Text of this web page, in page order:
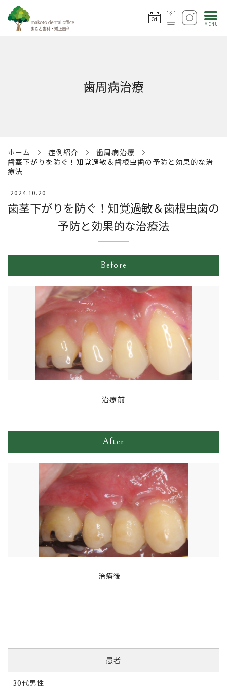
閉じる
歯周病治療
ホーム 症例紹介
歯周病治療
歯茎下がりを防ぐ！知覚過敏＆歯根虫歯の予防と効果的な治
療法
2024.10.20
歯茎下がりを防ぐ！知覚過敏＆歯根虫歯の
予防と効果的な治療法
Before
治療前
After
治療後
患者
30代男性